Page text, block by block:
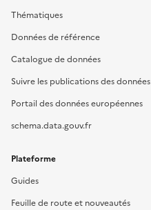
Thématiques
Données de référence
Catalogue de données
Suivre les publications des données
Portail des données européennes
schema.data.gouv.fr
Plateforme
Guides
Feuille de route et nouveautés